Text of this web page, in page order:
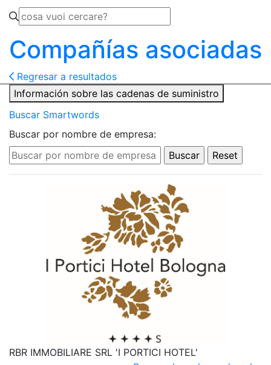
Compañías asociadas
Regresar a resultados
Información sobre las cadenas de suministro
Buscar Smartwords
Buscar por nombre de empresa:
RBR IMMOBILIARE SRL 'I PORTICI HOTEL'